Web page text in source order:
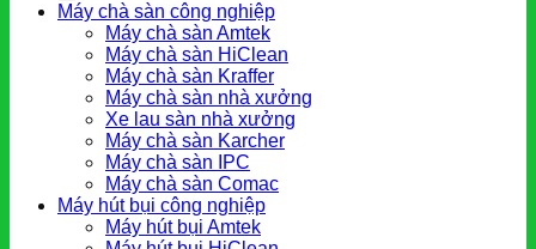
Máy chà sàn công nghiệp
Máy chà sàn Amtek
Máy chà sàn HiClean
Máy chà sàn Kraffer
Máy chà sàn nhà xưởng
Xe lau sàn nhà xưởng
Máy chà sàn Karcher
Máy chà sàn IPC
Máy chà sàn Comac
Máy hút bụi công nghiệp
Máy hút bụi Amtek